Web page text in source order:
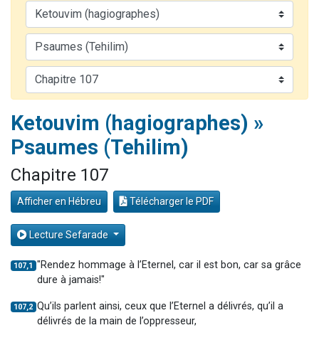
61 personnes viennent de demander une bénédiction
Ariel vient de donner son Maasser
Il reste 49 places pour étudier en groupe sur Zoom
Eva vient de donner son Maasser
Ketouvim (hagiographes) »
Psaumes (Tehilim)
Chapitre 107
Afficher en Hébreu Télécharger le PDF
Lecture Sefarade
107,1 "Rendez hommage à l’Eternel, car il est bon, car sa grâce
dure à jamais!"
107,2 Qu’ils parlent ainsi, ceux que l’Eternel a délivrés, qu’il a
délivrés de la main de l’oppresseur,